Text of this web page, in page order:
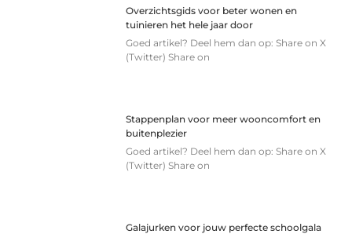
Overzichtsgids voor beter wonen en
tuinieren het hele jaar door
Goed artikel? Deel hem dan op: Share on X
(Twitter) Share on
Stappenplan voor meer wooncomfort en
buitenplezier
Goed artikel? Deel hem dan op: Share on X
(Twitter) Share on
Galajurken voor jouw perfecte schoolgala